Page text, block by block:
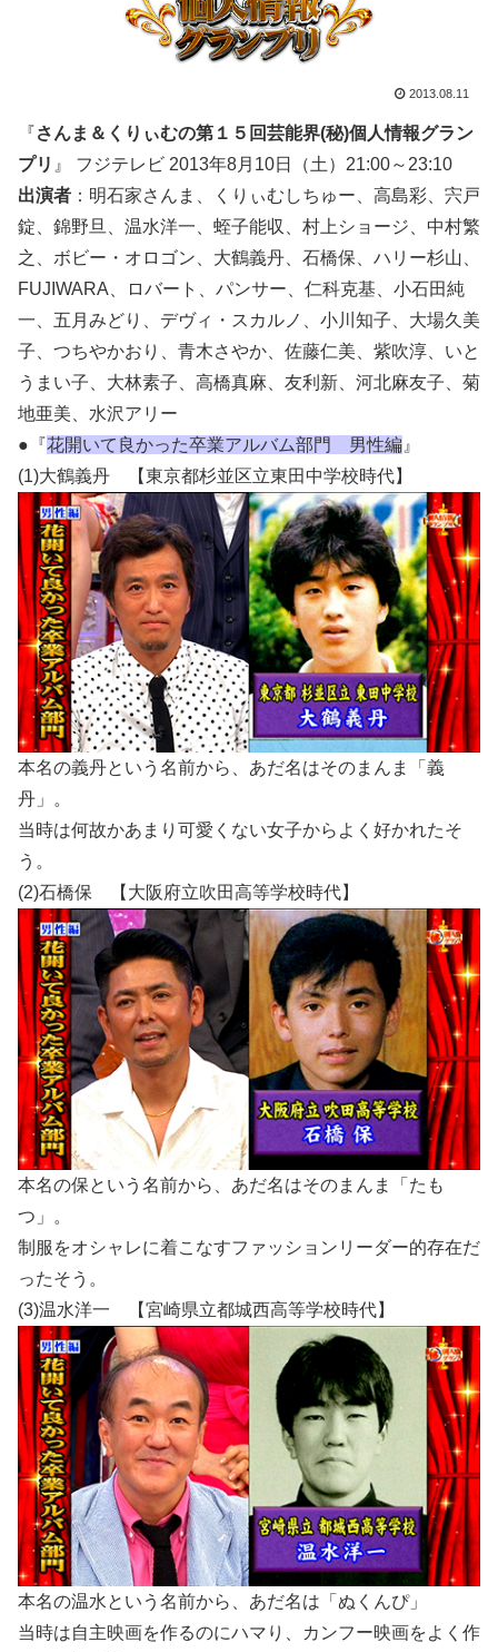
2013.08.11
『さんま＆くりぃむの第１５回芸能界(秘)個人情報グラン
プリ 』 フジテレビ 2013年8月10日（土）21:00～23:10
出演者 ：明石家さんま、くりぃむしちゅー、高島彩、宍戸
錠、錦野旦、温水洋一、蛭子能収、村上ショージ、中村繁
之、ボビー・オロゴン、大鶴義丹、石橋保、ハリー杉山、
FUJIWARA、ロバート、パンサー、仁科克基、小石田純
一、五月みどり、デヴィ・スカルノ、小川知子、大場久美
子、つちやかおり、青木さやか、佐藤仁美、紫吹淳、いと
うまい子、大林素子、高橋真麻、友利新、河北麻友子、菊
地亜美、水沢アリー
●『花開いて良かった卒業アルバム部門 男性編 』
(1)大鶴義丹 【東京都杉並区立東田中学校時代】
本名の義丹という名前から、あだ名はそのまんま「義
丹」。
当時は何故かあまり可愛くない女子からよく好かれたそ
う。
(2)石橋保 【大阪府立吹田高等学校時代】
本名の保という名前から、あだ名はそのまんま「たも
つ」。
制服をオシャレに着こなすファッションリーダー的存在だ
ったそう。
(3)温水洋一 【宮崎県立都城西高等学校時代】
本名の温水という名前から、あだ名は「ぬくんぴ」
当時は自主映画を作るのにハマり、カンフー映画をよく作